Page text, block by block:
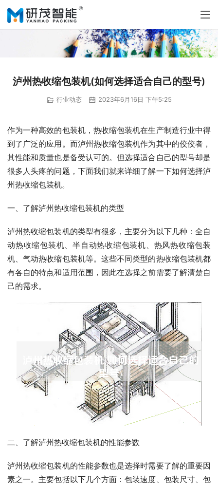
泸州热收缩包装机(如何选择适合自己的型号)
行业动态 2023年6月16日 下午5:25
作为一种高效的包装机，热收缩包装机在生产制造行业中得
到了广泛的应用。而泸州热收缩包装机作为其中的佼佼者，
其性能和质量也是备受认可的。但选择适合自己的型号却是
很多人头疼的问题，下面我们就来详细了解一下如何选择泸
州热收缩包装机。
一、了解泸州热收缩包装机的类型
泸州热收缩包装机的类型有很多，主要分为以下几种：全自
动热收缩包装机、半自动热收缩包装机、热风热收缩包装
机、气动热收缩包装机等。这些不同类型的热收缩包装机都
有各自的特点和适用范围，因此在选择之前需要了解清楚自
己的需求。
二、了解泸州热收缩包装机的性能参数
泸州热收缩包装机的性能参数也是选择时需要了解的重要因
素之一。主要包括以下几个方面：包装速度、包装尺寸、包